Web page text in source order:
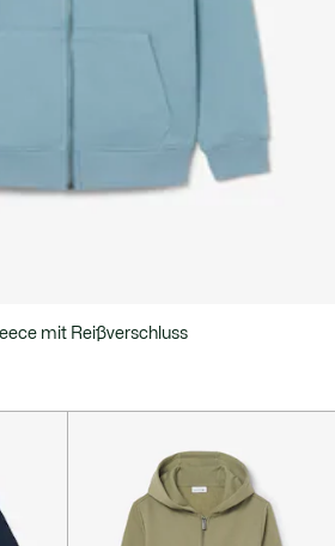
mit Reißverschluss